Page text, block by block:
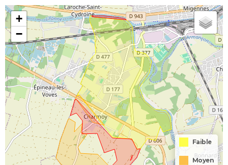
+
−
Faible
Moyen